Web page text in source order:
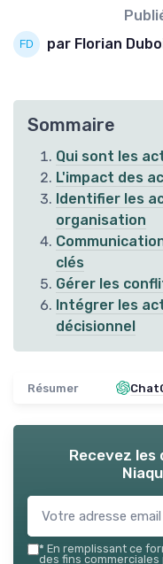
par Florian
Sommaire
Qui sont les
L'impact des
Identifier les
organisation
clés
Gérer les
Intégrer les
décisionnel
Résumer
Recevez
* En remplissant ce
des fins